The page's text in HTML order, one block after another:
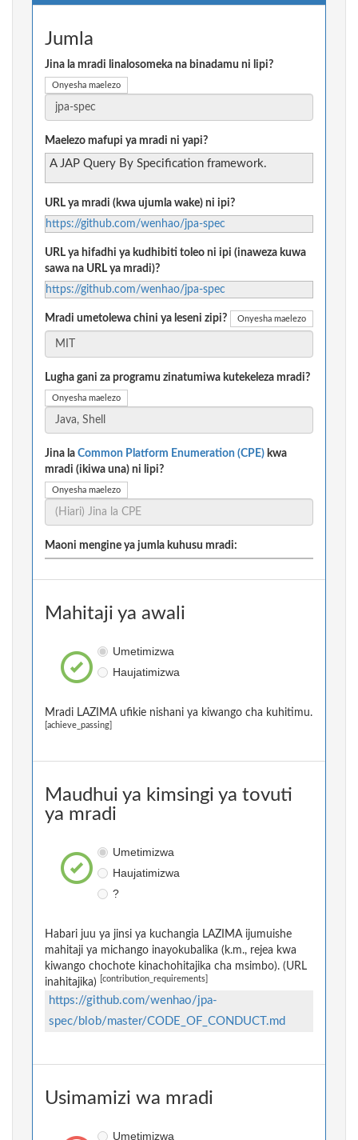
Jumla
Jina la mradi linalosomeka na binadamu ni lipi?
Onyesha maelezo
Maelezo mafupi ya mradi ni yapi?
A JAP Query By Specification framework.
URL ya mradi (kwa ujumla wake) ni ipi?
https://github.com/wenhao/jpa-spec
URL ya hifadhi ya kudhibiti toleo ni ipi (inaweza kuwa
sawa na URL ya mradi)?
https://github.com/wenhao/jpa-spec
Mradi umetolewa chini ya leseni zipi? Onyesha maelezo
Lugha gani za programu zinatumiwa kutekeleza mradi?
Onyesha maelezo
Jina la Common Platform Enumeration (CPE) kwa
mradi (ikiwa una) ni lipi?
Onyesha maelezo
Maoni mengine ya jumla kuhusu mradi:
Mahitaji ya awali
Umetimizwa
Haujatimizwa
Mradi LAZIMA ufikie nishani ya kiwango cha kuhitimu.
[achieve_passing]
Maudhui ya kimsingi ya tovuti
ya mradi
Umetimizwa
Haujatimizwa
?
Habari juu ya jinsi ya kuchangia LAZIMA ijumuishe
mahitaji ya michango inayokubalika (k.m., rejea kwa
kiwango chochote kinachohitajika cha msimbo). (URL
inahitajika)
[contribution_requirements]
https://github.com/wenhao/jpa-
spec/blob/master/CODE_OF_CONDUCT.md
Usimamizi wa mradi
Umetimizwa